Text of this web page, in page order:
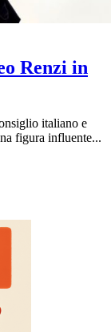
Renzi in
italiano e
figura influente...